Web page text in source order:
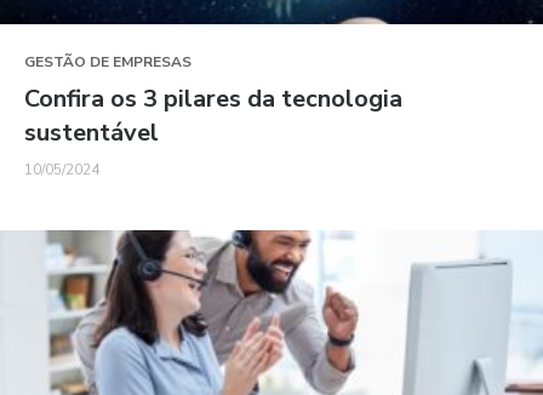
GESTÃO DE EMPRESAS
Confira os 3 pilares da tecnologia
sustentável
10/05/2024